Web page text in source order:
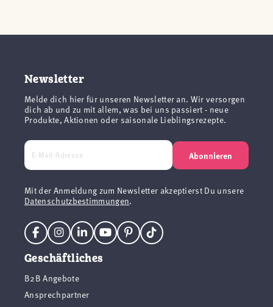
Newsletter
Melde dich hier für unseren Newsletter an. Wir versorgen
dich ab und zu mit allem, was bei uns passiert - neue
Produkte, Aktionen oder saisonale Lieblingsrezepte.
Abonnieren
Mit der Anmeldung zum Newsletter akzeptierst Du unsere
Datenschutzbestimmungen.
Geschäftliches
B2B Angebote
Ansprechpartner